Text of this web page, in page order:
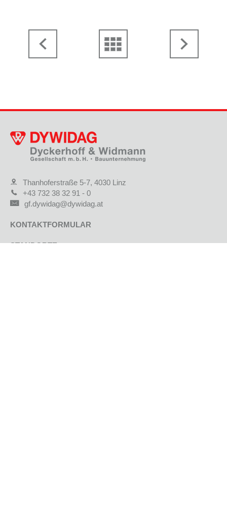
Thanhoferstraße 5-7, 4030 Linz
+43 732 38 32 91 - 0
gf.dywidag@dywidag.at
KONTAKTFORMULAR
STANDORTE